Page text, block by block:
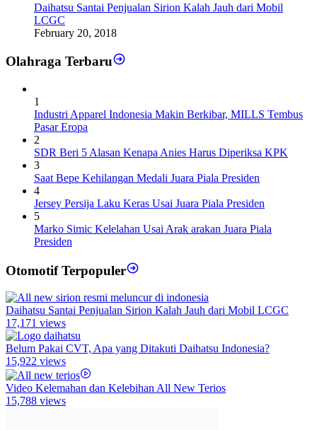
Daihatsu Santai Penjualan Sirion Kalah Jauh dari Mobil
LCGC
February 20, 2018
Olahraga Terbaru
1
Industri Apparel Indonesia Makin Berkibar, MILLS Tembus
Pasar Eropa
2
SDR Beri 5 Alasan Kenapa Anies Harus Diperiksa KPK
3
Saat Bepe Kehilangan Medali Juara Piala Presiden
4
Jersey Persija Laku Keras Usai Juara Piala Presiden
5
Marko Simic Kelelahan Usai Arak arakan Juara Piala
Presiden
Otomotif Terpopuler
Daihatsu Santai Penjualan Sirion Kalah Jauh dari Mobil LCGC
17,171 views
Belum Pakai CVT, Apa yang Ditakuti Daihatsu Indonesia?
15,922 views
Video Kelemahan dan Kelebihan All New Terios
15,788 views